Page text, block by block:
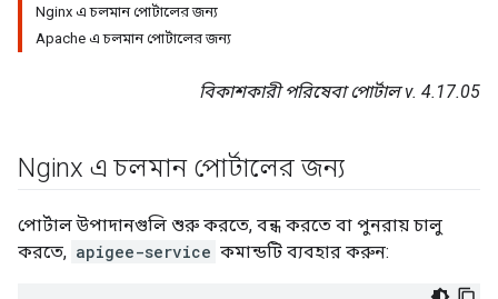
Nginx এ চলমান পোর্টালের জন্য
Apache এ চলমান পোর্টালের জন্য
বিকাশকারী পরিষেবা পোর্টাল v. 4.17.05
Nginx এ চলমান পোর্টালের জন্য
পোর্টাল উপাদানগুলি শুরু করতে, বন্ধ করতে বা পুনরায় চালু
করতে, apigee-service কমান্ডটি ব্যবহার করুন: